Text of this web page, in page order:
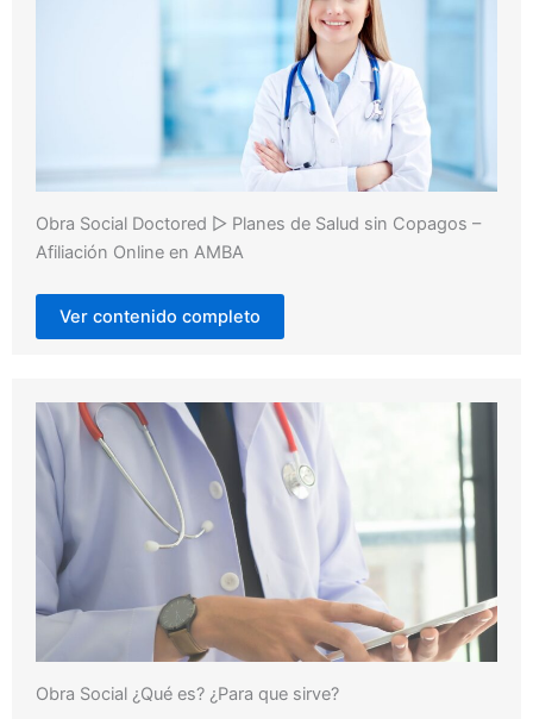
Obra Social Doctored ▷ Planes de Salud sin Copagos –
Afiliación Online en AMBA
Ver contenido completo
Obra Social ¿Qué es? ¿Para que sirve?